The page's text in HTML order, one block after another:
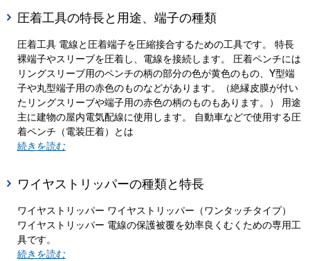
圧着工具の特長と用途、端子の種類
圧着工具 電線と圧着端子を圧縮接合するための工具です。 特長
裸端子やスリーブを圧着し、電線を接続します。 圧着ペンチには
リングスリーブ用のペンチの柄の部分の色が黄色のもの、Y型端
子や丸型端子用の赤色のものなどがあります。（絶縁皮膜が付い
たリングスリーブや端子用の赤色の柄のものもあります。） 用途
主に建物の屋内電気配線に使用します。 自動車などで使用する圧
着ペンチ（電装圧着）とは
続きを読む
ワイヤストリッパーの種類と特長
ワイヤストリッパー ワイヤストリッパー（ワンタッチタイプ）
ワイヤストリッパー 電線の保護被覆を効率良くむくための専用工
具です。
続きを読む